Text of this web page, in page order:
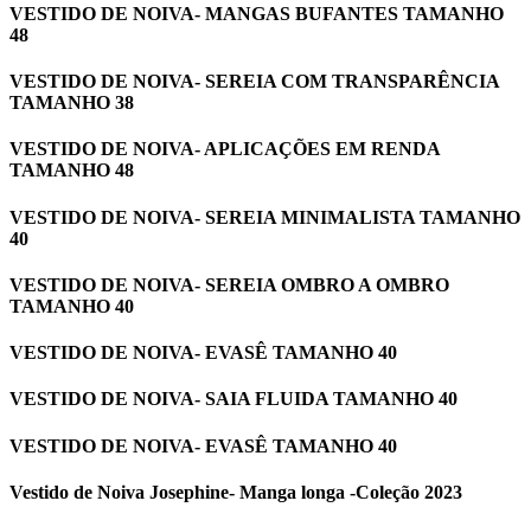
VESTIDO DE NOIVA- MANGAS BUFANTES TAMANHO
48
VESTIDO DE NOIVA- SEREIA COM TRANSPARÊNCIA
TAMANHO 38
VESTIDO DE NOIVA- APLICAÇÕES EM RENDA
TAMANHO 48
VESTIDO DE NOIVA- SEREIA MINIMALISTA TAMANHO
40
VESTIDO DE NOIVA- SEREIA OMBRO A OMBRO
TAMANHO 40
VESTIDO DE NOIVA- EVASÊ TAMANHO 40
VESTIDO DE NOIVA- SAIA FLUIDA TAMANHO 40
VESTIDO DE NOIVA- EVASÊ TAMANHO 40
Vestido de Noiva Josephine- Manga longa -Coleção 2023